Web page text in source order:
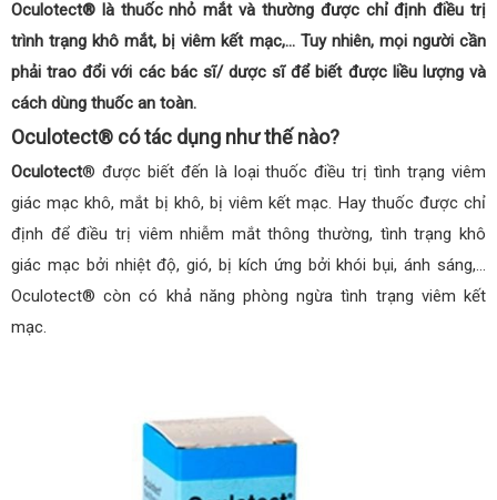
Oculotect® là thuốc nhỏ mắt và thường được chỉ định điều trị
trình trạng khô mắt, bị viêm kết mạc,… Tuy nhiên, mọi người cần
phải trao đổi với các bác sĩ/ dược sĩ để biết được liều lượng và
cách dùng thuốc an toàn.
Oculotect® có tác dụng như thế nào?
Oculotect® được biết đến là loại thuốc điều trị tình trạng viêm
giác mạc khô, mắt bị khô, bị viêm kết mạc. Hay thuốc được chỉ
định để điều trị viêm nhiễm mắt thông thường, tình trạng khô
giác mạc bởi nhiệt độ, gió, bị kích ứng bởi khói bụi, ánh sáng,…
Oculotect® còn có khả năng phòng ngừa tình trạng viêm kết
mạc.